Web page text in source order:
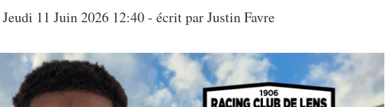
Jeudi 11 Juin 2026 12:40 - écrit parJustin Favre